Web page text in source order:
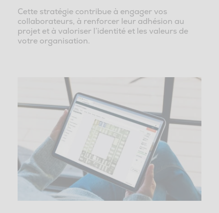
Cette stratégie contribue à engager vos
collaborateurs, à renforcer leur adhésion au
projet et à valoriser l’identité et les valeurs de
votre organisation.